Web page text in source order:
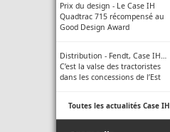
Prix du design - Le Case IH
Quadtrac 715 récompensé au
Good Design Award
Distribution - Fendt, Case IH…
C’est la valse des tractoristes
dans les concessions de l’Est
Toutes les actualités Case IH